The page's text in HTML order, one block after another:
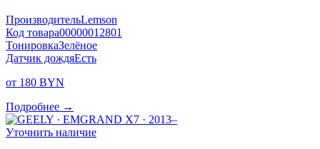
ПроизводительLemson
Код товара00000012801
ТонировкаЗелёное
Датчик дождяЕсть
от 180 BYN
Подробнее →
Уточнить наличие